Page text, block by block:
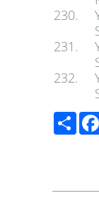
230.
231.
232.